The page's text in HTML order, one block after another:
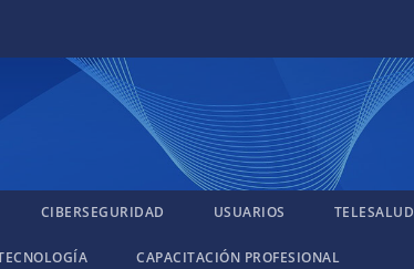
CIBERSEGURIDAD USUARIOS TELESALUD
CAPACITACIÓN PROFESIONAL